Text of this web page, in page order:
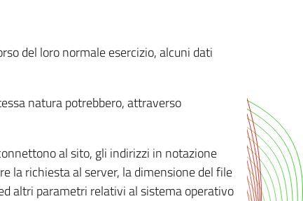
del loro normale esercizio, alcuni dati
natura potrebbero, attraverso
al sito, gli indirizzi in notazione
la richiesta al server, la dimensione del file
altri parametri relativi al sistema operativo